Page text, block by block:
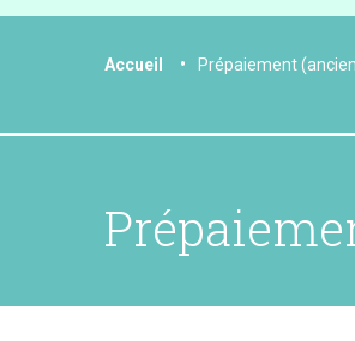
You
are
Accueil Prépaiement